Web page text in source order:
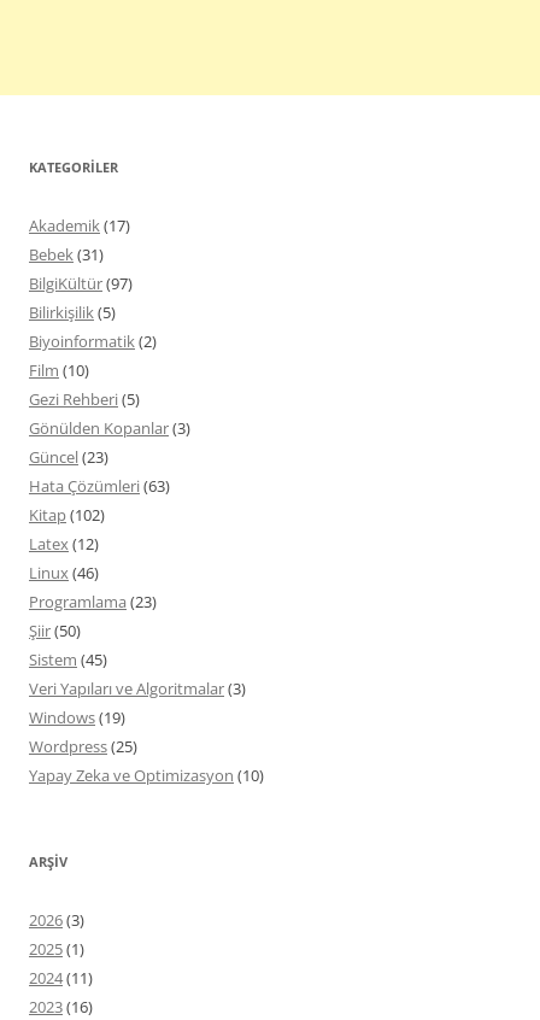
KATEGORILER
Akademik(17)
Bebek(31)
BilgiKültür(97)
Bilirkişilik(5)
Biyoinformatik(2)
Film (10)
Gezi Rehberi(5)
Gönülden Kopanlar(3)
Güncel(23)
Hata Çözümleri(63)
Kitap(102)
Latex(12)
Linux(46)
Programlama (23)
Şiir(50)
Sistem (45)
Veri Yapıları ve Algoritmalar(3)
Windows(19)
Wordpress(25)
Yapay Zeka ve Optimizasyon (10)
ARŞIV
2026(3)
2025(1)
2024(11)
2023(16)